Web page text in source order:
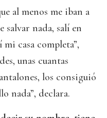
al menos me iban a
salvar nada, salí en
casa completa”,
unas cuantas
los consiguió
nada”, declara.